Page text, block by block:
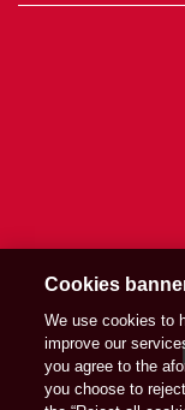
Cookies
We use cookies to
improve our
you agree to the
you choose to